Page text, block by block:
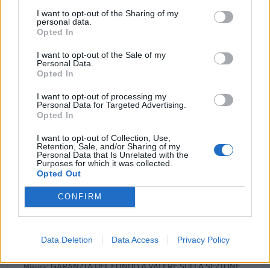
I want to opt-out of the Sharing of my
personal data.
Opted In
I want to opt-out of the Sale of my
Personal Data.
Opted In
I want to opt-out of processing my
Personal Data for Targeted Advertising.
Opted In
I want to opt-out of Collection, Use,
Retention, Sale, and/or Sharing of my
Personal Data that Is Unrelated with the
Purposes for which it was collected.
Opted Out
CONFIRM
Data Deletion Data Access Privacy Policy
TCF: Garanzie sui prestiti per PMI e piccole
imprese a media capitalizzazione
Banca del Mezzogiorno MedioCredito Centrale S.p.A.
2022-02-19
per aziende che non richiedono trattamenti di cassa
integrazione
3.702 euro
2022-01-02
GARANZIA DEL FONDO A VALERE SULLA SEZIONE
SPECIALE DI CUI ALL’ARTICOLO 56 DEL DECRETO-LEGGE
DEL 17 MARZO 2020 N. 18
Banca del Mezzogiorno MedioCredito Centrale S.p.A.